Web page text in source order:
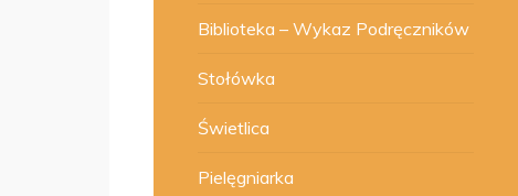
Biblioteka – Wykaz Podręczników
Stołówka
Świetlica
Pielęgniarka